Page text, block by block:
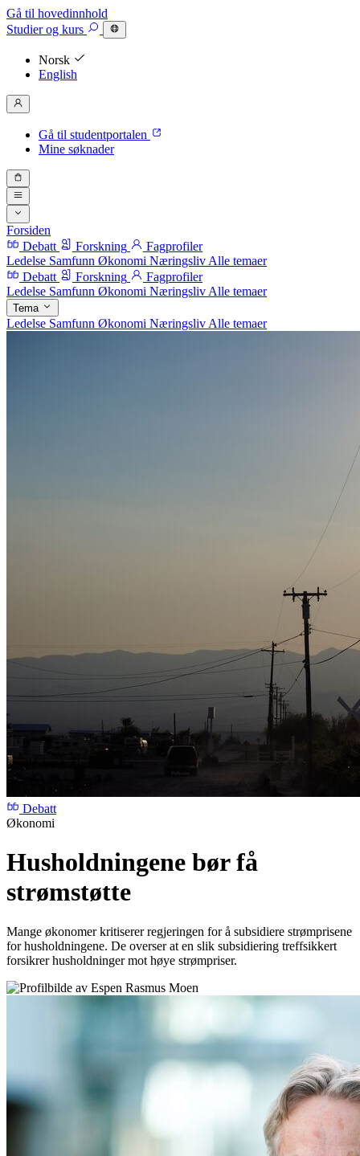
Gå til hovedinnhold
Studierog kurs
Norsk
English
Gå til studentportalen
Mine søknader
Forsiden
Debatt
Forskning
Fagprofiler
Ledelse Samfunn Økonomi Næringsliv Alle temaer
Debatt
Forskning
Fagprofiler
Ledelse Samfunn Økonomi Næringsliv Alle temaer
Tema
Ledelse Samfunn Økonomi Næringsliv Alle temaer
Debatt
Økonomi
Husholdningene bør få
strømstøtte
Mange økonomer kritiserer regjeringen for å subsidiere strømprisene
for husholdningene. De overser at en slik subsidiering treffsikkert
forsikrer husholdninger mot høye strømpriser.